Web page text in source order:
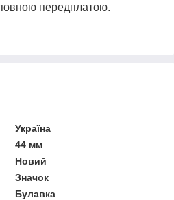
передплатою.
Україна
44 мм
Новий
Значок
Булавка